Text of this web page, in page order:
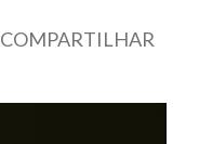
COMPARTILHAR